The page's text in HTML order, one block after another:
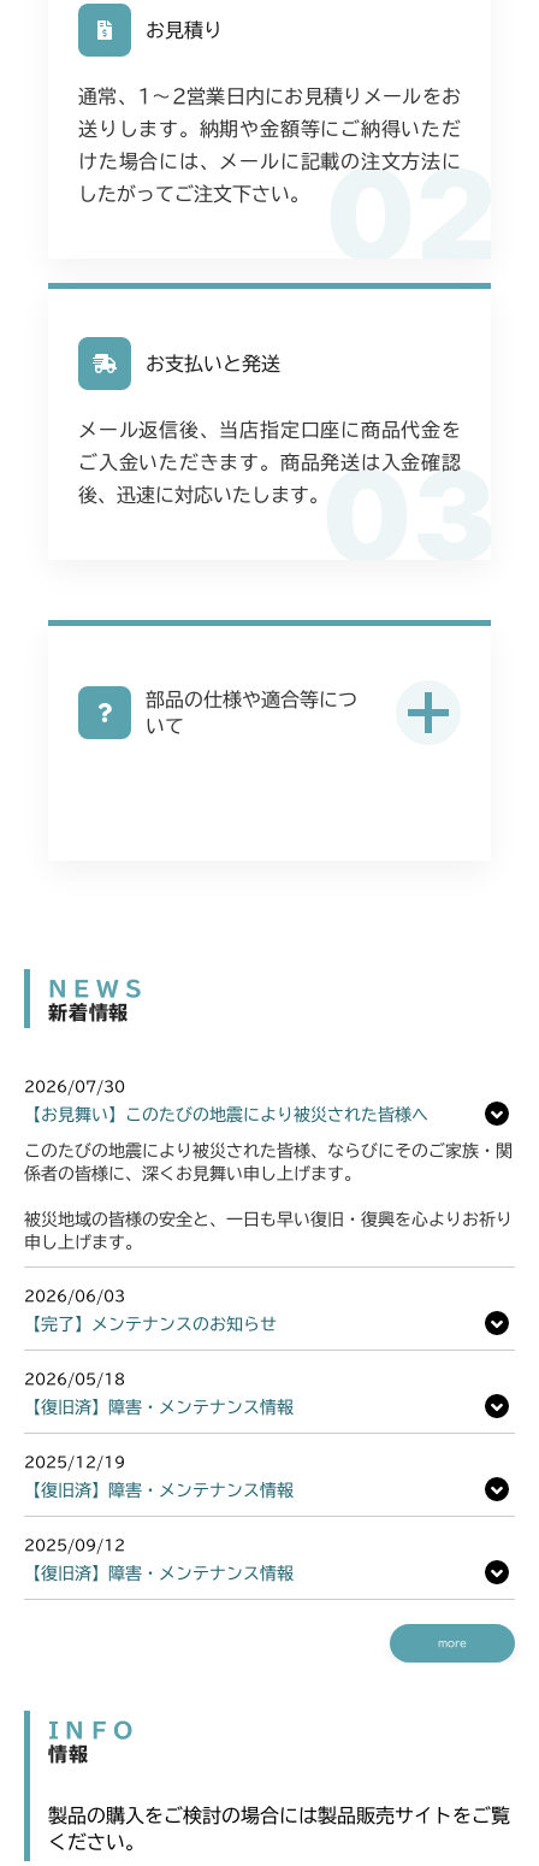
02
お見積り
通常、1〜2営業日内にお見積りメールをお
送りします。納期や金額等にご納得いただ
けた場合には、メールに記載の注文方法に
したがってご注文下さい。
03
お支払いと発送
メール返信後、当店指定口座に商品代金を
ご入金いただきます。商品発送は入金確認
後、迅速に対応いたします。
部品の仕様や適合等につ
いて
NEWS
新着情報
2026/07/30
【お見舞い】このたびの地震により被災された皆様へ
このたびの地震により被災された皆様、ならびにそのご家族・関
係者の皆様に、深くお見舞い申し上げます。
被災地域の皆様の安全と、一日も早い復旧・復興を心よりお祈り
申し上げます。
2026/06/03
【完了】メンテナンスのお知らせ
2026/05/18
【復旧済】障害・メンテナンス情報
2025/12/19
【復旧済】障害・メンテナンス情報
2025/09/12
【復旧済】障害・メンテナンス情報
more
INFO
情報
製品の購入をご検討の場合には製品販売サイトをご覧
ください。